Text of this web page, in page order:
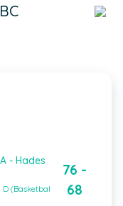
- Hades
D (Basketbal
76 -
68